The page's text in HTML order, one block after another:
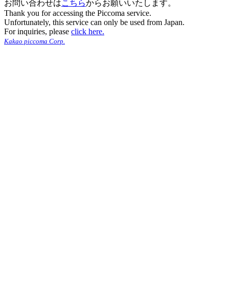
お問い合わせはこちらからお願いいたします。
Thank you for accessing the Piccoma service.
Unfortunately, this service can only be used from Japan.
For inquiries, please click here.
Kakao piccoma Corp.